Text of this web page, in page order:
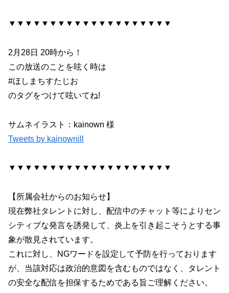
▼▼▼▼▼▼▼▼▼▼▼▼▼▼▼▼▼▼▼▼
2月28日 20時から！
この放送のことを呟く時は
#ほしまちすたじお
のタグをつけて呟いてね!
サムネイラスト：kainown 様
Tweets by kainownill
▼▼▼▼▼▼▼▼▼▼▼▼▼▼▼▼▼▼▼▼
【所属会社からのお知らせ】
現在弊社タレントに対し、配信中のチャット等によりセン
シティブな発言を誘発して、炎上を引き起こそうとする事
象が散見されています。
これに対し、NGワードを設定して予防を行っております
が、当該対応は政治的意図を含むものではなく、タレント
の安全な配信を担保するためである旨ご理解ください。